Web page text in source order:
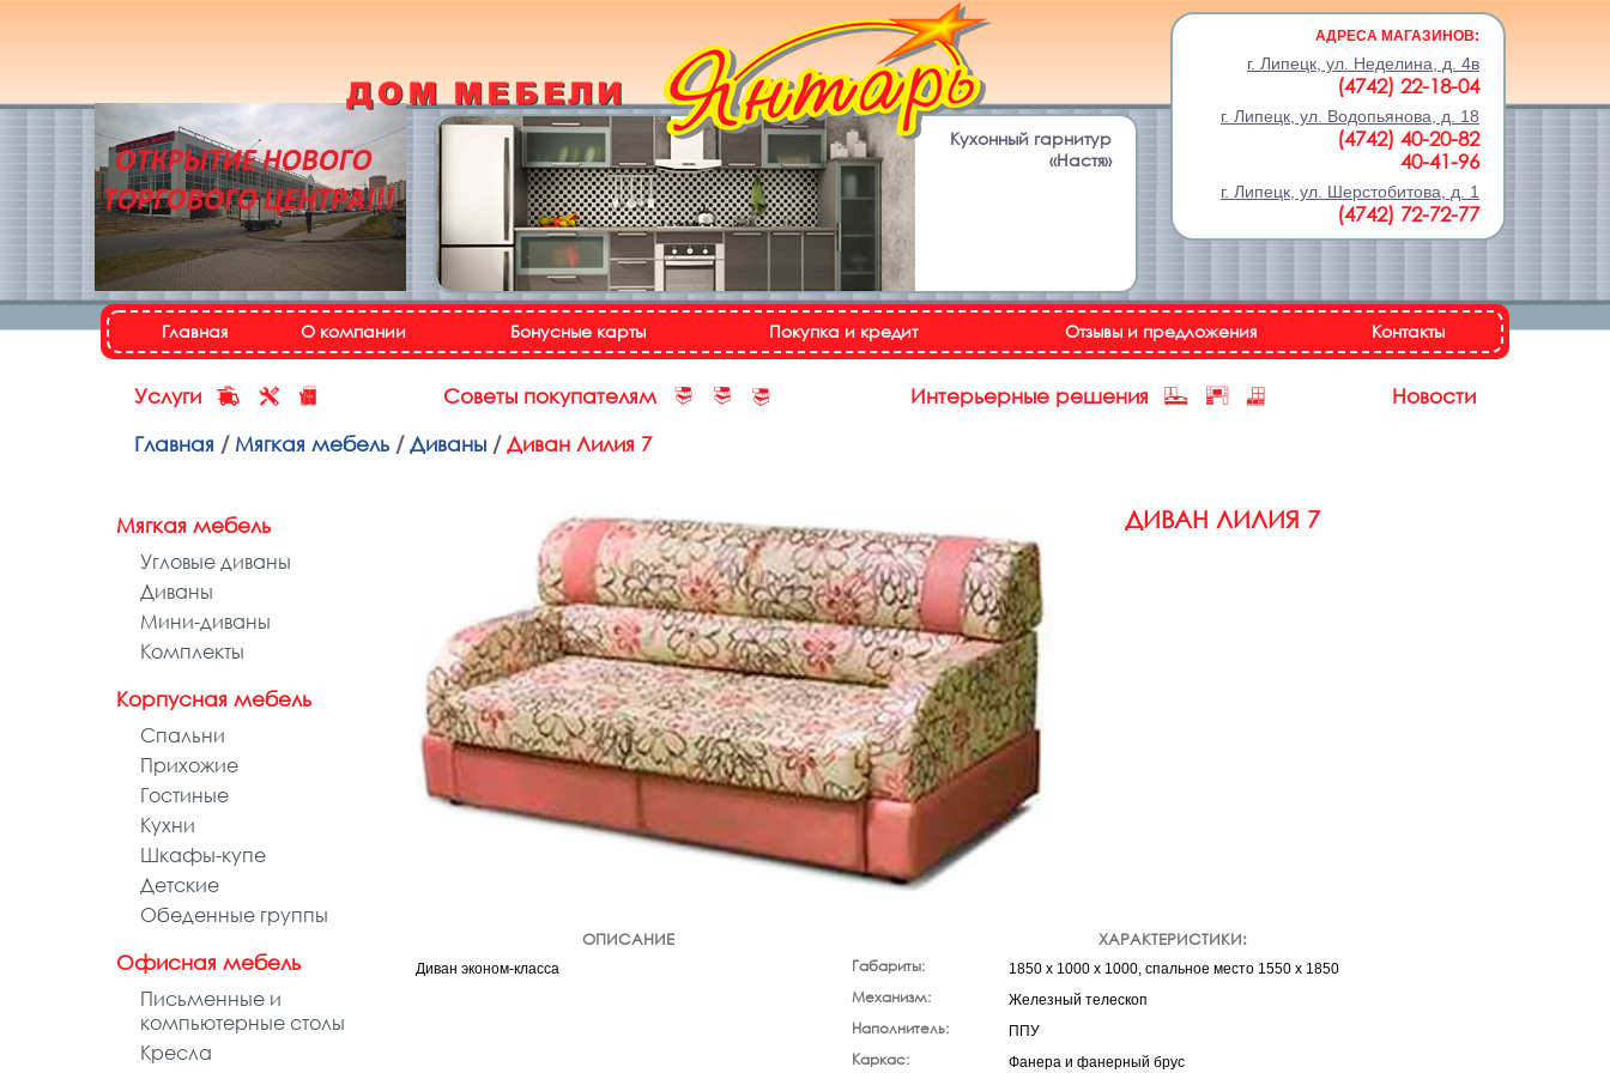
Кухонный гарнитур
«Настя»
Кухонный гарнитур
«Настя»
Назад
АДРЕСА МАГАЗИНОВ:
г. Липецк, ул. Неделина, д. 4в
(4742) 22-18-04
г. Липецк, ул. Водопьянова, д. 18
(4742) 40-20-82
40-41-96
г. Липецк, ул. Шерстобитова, д. 1
(4742) 72-72-77
Главная О компании Бонусные карты Покупка и кредит Отзывы и предложения Контакты
Услуги Советы покупателям Интерьерные решения
Новости
Главная / Мягкая мебель /Диваны /Диван Лилия 7
ДИВАН ЛИЛИЯ 7
ОПИСАНИЕ ХАРАКТЕРИСТИКИ:
Диван эконом-класса Габариты: 1850 х 1000 х 1000, спальное место 1550 х 1850
Механизм: Железный телескоп
Наполнитель: ППУ
Каркас: Фанера и фанерный брус
Мягкая мебель
Угловые диваны
Диваны
Мини-диваны
Комплекты
Корпусная мебель
Спальни
Прихожие
Гостиные
Кухни
Шкафы-купе
Детские
Обеденные группы
Офисная мебель
Письменные и
компьютерные столы
Кресла